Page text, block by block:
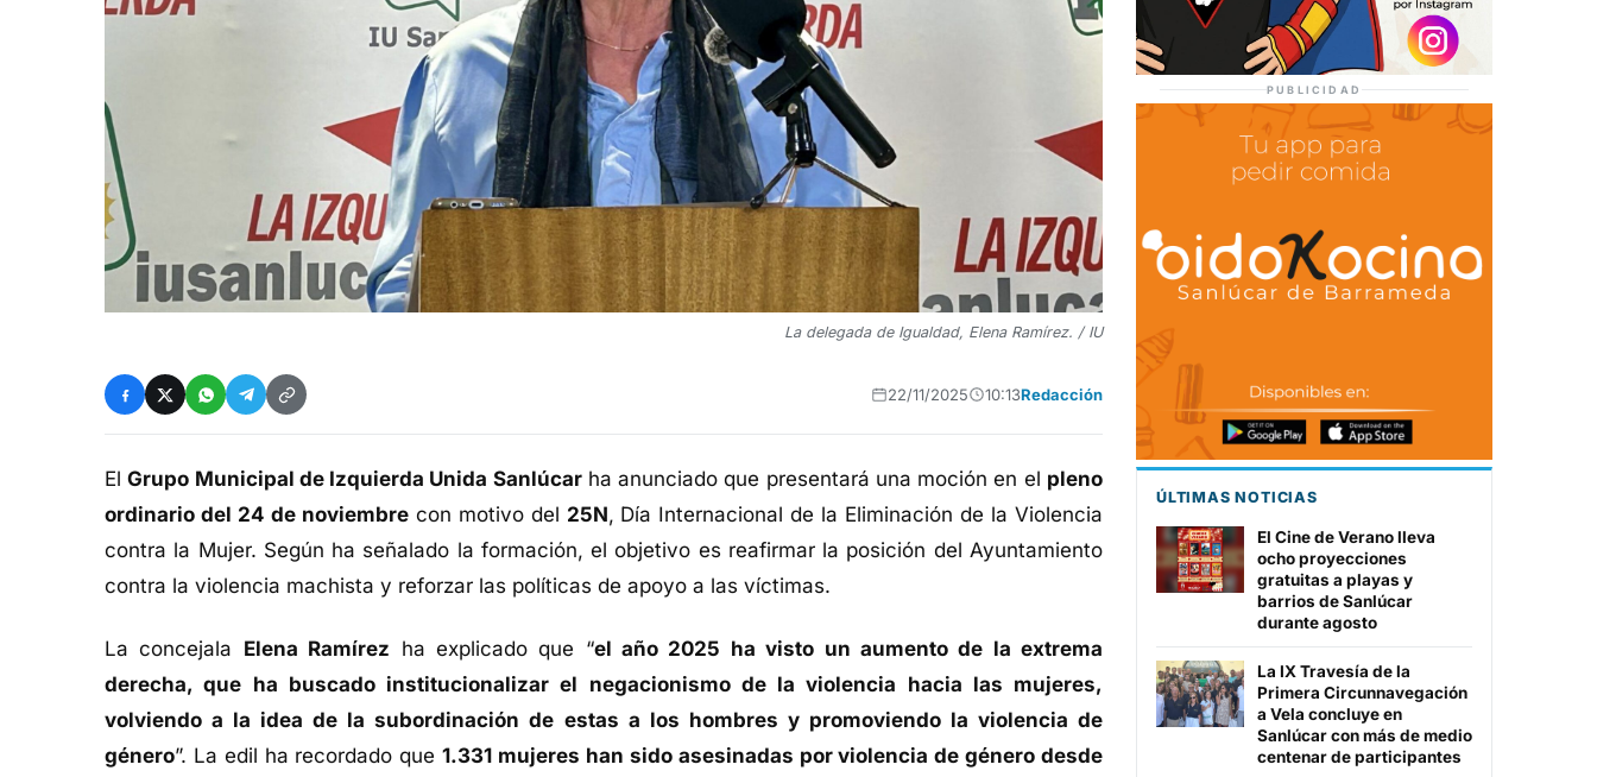
La delegada de Igualdad, Elena Ramírez. / IU
22/11/2025 10:13Redacción
ElGrupo Municipal de Izquierda Unida Sanlúcarha anunciado que presentará una moción en el pleno
ordinario del 24 de noviembrecon motivo del 25N, Día Internacional de la Eliminación de la Violencia
contra la Mujer. Según ha señalado la formación, el objetivo es reafirmar la posición del Ayuntamiento
contra la violencia machista y reforzar las políticas de apoyo a las víctimas.
La concejala Elena Ramírez ha explicado que “el año 2025 ha visto un aumento de la extrema
derecha, que ha buscado institucionalizar el negacionismo de la violencia hacia las mujeres,
volviendo a la idea de la subordinación de estas a los hombres y promoviendo la violencia de
género”. La edil ha recordado que1.331 mujeres han sido asesinadas por violencia de género desde
PUBLICIDAD
ÚLTIMAS NOTICIAS
El Cine de Verano lleva
ocho proyecciones
gratuitas a playas y
barrios de Sanlúcar
durante agosto
La IX Travesía de la
Primera Circunnavegación
a Vela concluye en
Sanlúcar con más de medio
centenar de participantes